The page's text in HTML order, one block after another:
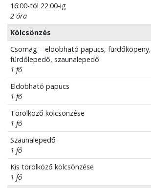
16:00-tól 22:00-ig
2 óra
Kölcsönzés
Csomag – eldobható papucs, fürdőköpeny,
fürdőlepedő, szaunalepedő
1 fő
Eldobható papucs
1 fő
Törölköző kölcsönzése
1 fő
Szaunalepedő
1 fő
Kis törölköző kölcsönzése
1 fő